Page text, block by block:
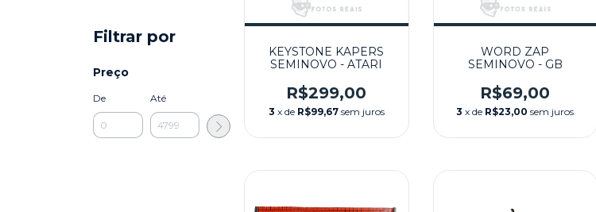
Filtrar por
Preço
De Até
KEYSTONE KAPERS
SEMINOVO - ATARI
R$299,00
3 x de R$99,67 sem juros
WORD ZAP
SEMINOVO - GB
R$69,00
3 x de R$23,00 sem juros